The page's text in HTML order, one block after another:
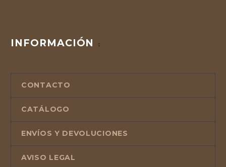
INFORMACIÓN
CONTACTO
CATÁLOGO
ENVÍOS Y DEVOLUCIONES
AVISO LEGAL